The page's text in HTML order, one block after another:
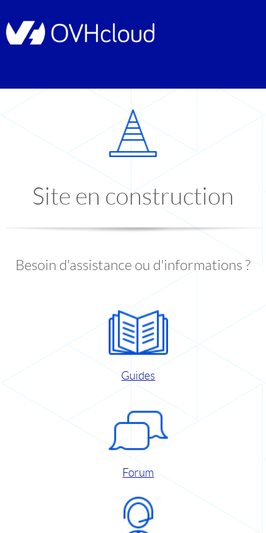
Site en construction
Besoin d'assistance ou d'informations ?
Guides
Forum